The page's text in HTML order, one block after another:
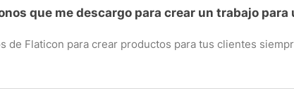
que me descargo para crear un trabajo para
de Flaticon para crear productos para tus clientes